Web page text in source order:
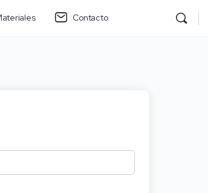
Contacto